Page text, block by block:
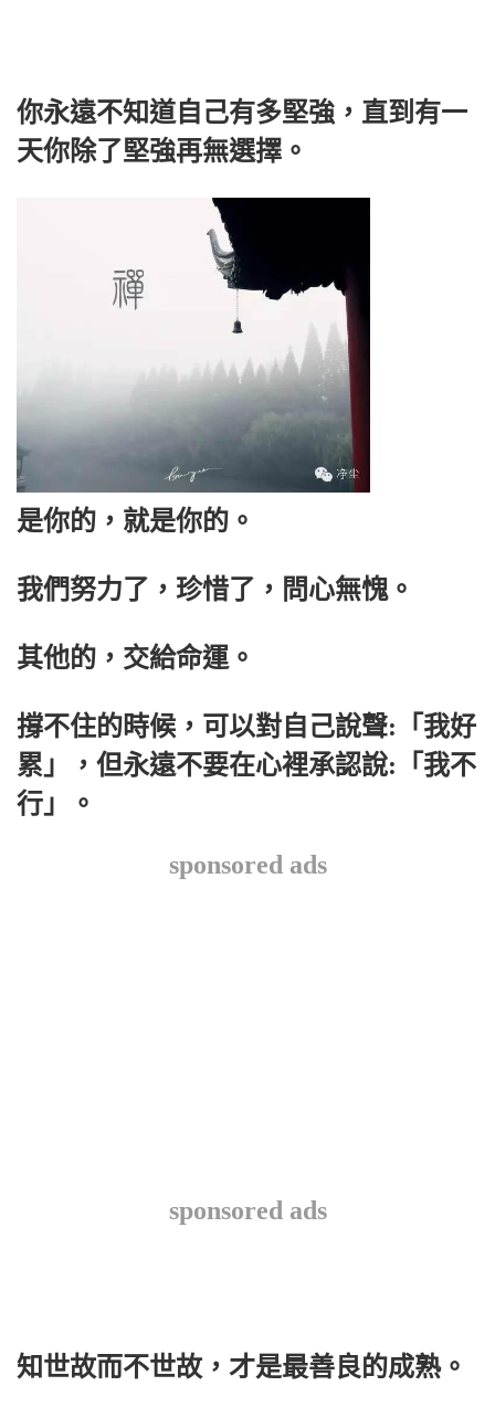
你永遠不知道自己有多堅強，直到有一
天你除了堅強再無選擇。
是你的，就是你的。
我們努力了，珍惜了，問心無愧。
其他的，交給命運。
撐不住的時候，可以對自己說聲:「我好
累」，但永遠不要在心裡承認說:「我不
行」。
sponsored ads
sponsored ads
知世故而不世故，才是最善良的成熟。